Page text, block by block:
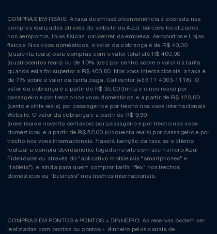
COMPRAS EM REAIS: A taxa de emissão/conveniência é cobrada nas
compras realizadas através do website da Azul, balcões localizados
nos aeroportos, lojas físicas, callcenter da empresa. Aeroportos e Lojas
físicas: Nos voos domésticos, o valor da cobrança é de R$ 40,00
(quarenta reais) para compras com o valor total até R$ 400,00
(quatrocentos reais) ou de 10% (dez por cento) sobre o valor da tarifa
quando esta for superior a R$ 400,00. Nos voos internacionais, a taxa é
de 7% sobre o valor da tarifa paga. Callcenter (+55 11 4003-1118): O
valor da cobrança é a partir de R$ 35,00 (trinta e cinco reais) por
passageiro e por trecho nos voos domésticos, e a partir de R$ 120,00
(cento e vinte reais) por passageiro e por trecho nos voos internacionais.
Website: O valor da cobrança é a partir de R$ 9,90
(nove reais e noventa centavos) por passageiro e por trecho nos voos
domésticos, e a partir de R$ 50,00 (cinquenta reais) por passageiro e por
trecho nos voos internacionais. Haverá isenção da taxa se o cliente
realizar a compra devidamente logado no site com seu número Azul
Fidelidade ou através do “aplicativo mobile (via "smartphones" e
"tablets"), e ainda para quem comprar tarifa "flex" nos trechos
domésticos ou "business" nos trechos internacionais.
COMPRAS EM PONTOS e PONTOS + DINHEIRO: As reservas podem ser
realizadas com pontos ou pontos + dinheiro pelos canais de